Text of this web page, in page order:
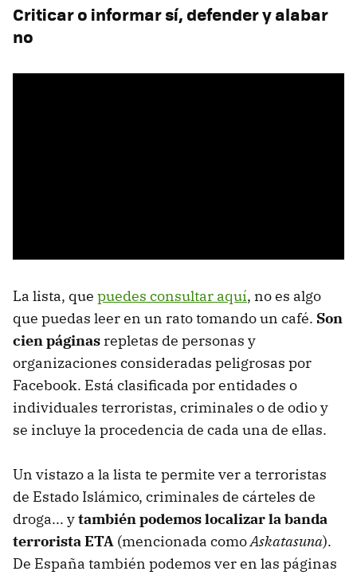
Criticar o informar sí, defender y alabar
no
La lista, que puedes consultar aquí, no es algo
que puedas leer en un rato tomando un café. Son
cien páginas repletas de personas y
organizaciones consideradas peligrosas por
Facebook. Está clasificada por entidades o
individuales terroristas, criminales o de odio y
se incluye la procedencia de cada una de ellas.
Un vistazo a la lista te permite ver a terroristas
de Estado Islámico, criminales de cárteles de
droga... ytambién podemos localizar la banda
terrorista ETA (mencionada comoAskatasuna).
De España también podemos ver en las páginas